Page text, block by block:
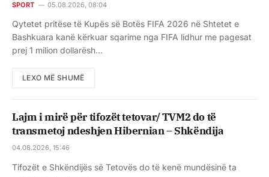
SPORT 05.08.2026, 08:04
Qytetet pritëse të Kupës së Botës FIFA 2026 në Shtetet e
Bashkuara kanë kërkuar sqarime nga FIFA lidhur me pagesat
prej 1 milion dollarësh…
LEXO MË SHUMË
Lajm i mirë për tifozët tetovar/ TVM2 do të
transmetoj ndeshjen Hibernian – Shkëndija
04.08.2026, 15:46
Tifozët e Shkëndijës së Tetovës do të kenë mundësinë ta